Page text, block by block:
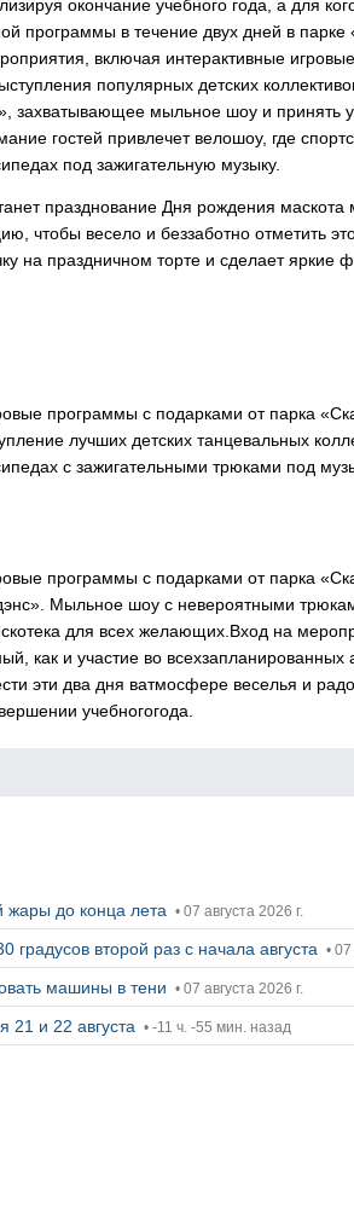
окончание учебного года, а для
программы в течение двух дней в парке
включая интерактивные
популярных детских
захватывающее мыльное шоу и принять
гостей привлечет велошоу, где
под зажигательную музыку.
празднование Дня рождения маскота
чтобы весело и беззаботно отметить
на праздничном торте и сделает яркие
программы с подарками от парка
лучших детских танцевальных
с зажигательными трюками под
программы с подарками от парка
Мыльное шоу с невероятными
для всех желающих. Вход на
как и участие во всехзапланированных
эти два дня ватмосфере веселья и
учебногогода.
жары до конца лета • 07 августа 2026 г.
второй раз с начала августа •
машины в тени • 07 августа 2026 г.
21 и 22 августа • -11 ч. -55 мин. назад